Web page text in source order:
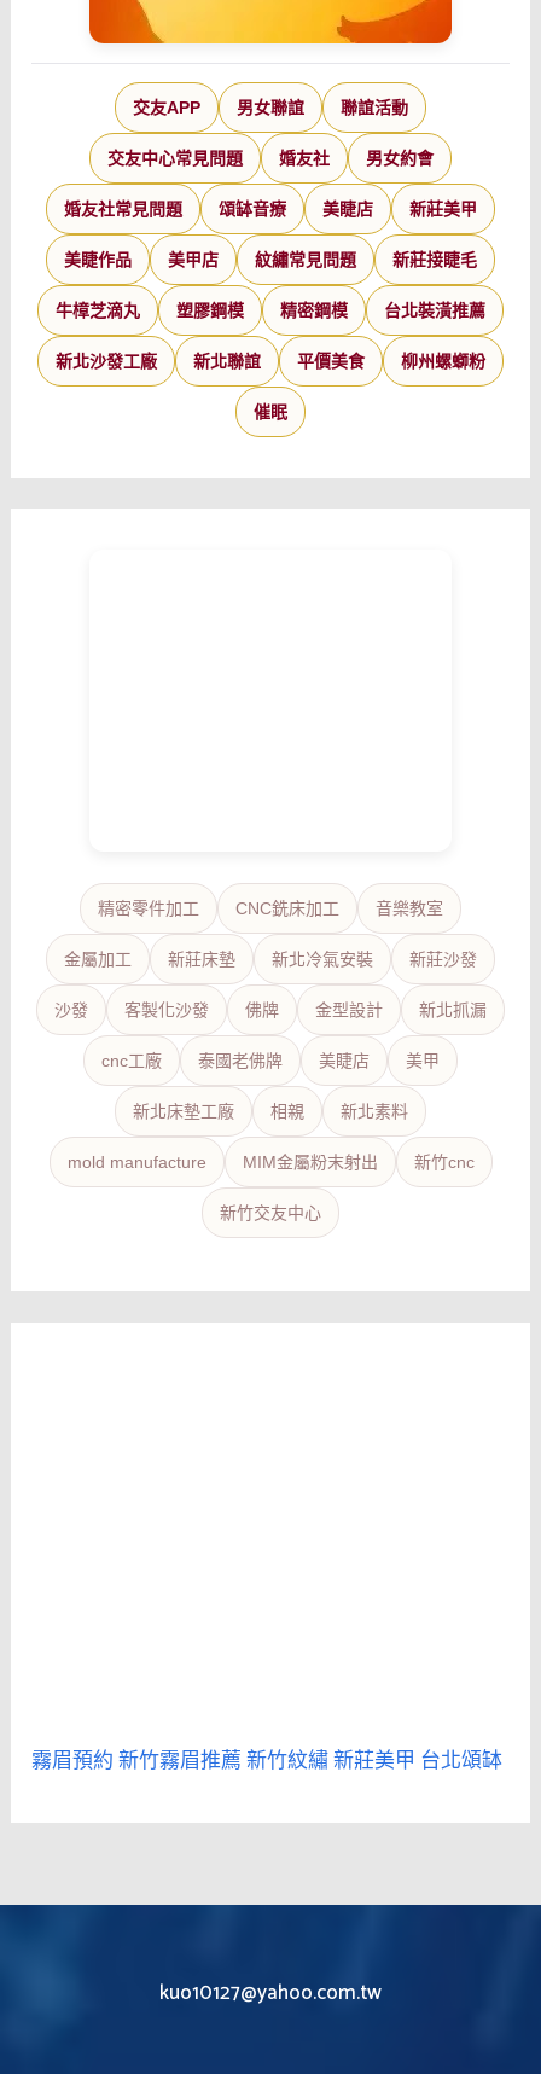
交友APP 男女聯誼 聯誼活動
交友中心常見問題 婚友社 男女約會
婚友社常見問題 頌缽音療 美睫店 新莊美甲
美睫作品 美甲店 紋繡常見問題 新莊接睫毛
牛樟芝滴丸 塑膠鋼模 精密鋼模 台北裝潢推薦
新北沙發工廠 新北聯誼 平價美食 柳州螺螄粉
催眠
精密零件加工 CNC銑床加工 音樂教室
金屬加工 新莊床墊 新北冷氣安裝 新莊沙發
沙發 客製化沙發 佛牌 金型設計 新北抓漏
cnc工廠 泰國老佛牌 美睫店 美甲
新北床墊工廠 相親 新北素料
mold manufacture MIM金屬粉末射出 新竹cnc
新竹交友中心
霧眉預約新竹霧眉推薦新竹紋繡新莊美甲 台北頌缽
kuo10127@yahoo.com.tw